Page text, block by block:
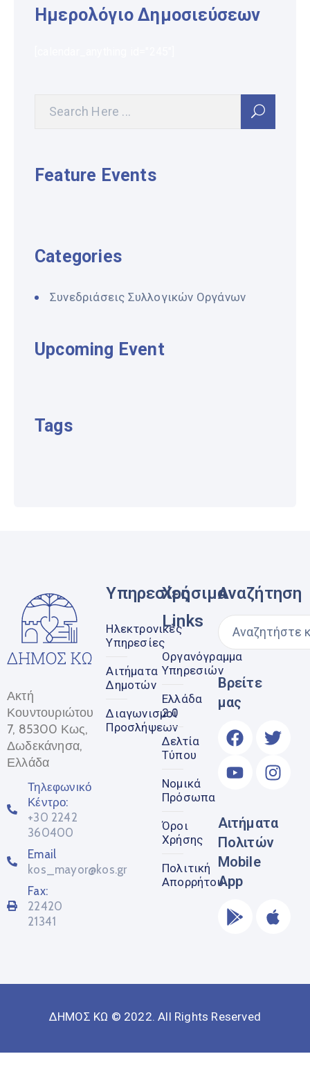
Ημερολόγιο Δημοσιεύσεων
Feature Events
Categories
Συνεδριάσεις Συλλογικών Οργάνων
Upcoming Event
Tags
Ακτή
Κουντουριώτου
7, 85300 Κως,
Δωδεκάνησα,
Ελλάδα
Τηλεφωνικό
Κέντρο:
+30 2242
360400
Email
kos_mayor@kos.gr
Fax:
22420
21341
Υπηρεσίες
Ηλεκτρονικές
Υπηρεσίες
Αιτήματα
Δημοτών
Διαγωνισμοί
Προσλήψεων
Χρήσιμα
Links
Οργανόγραμμα
Υπηρεσιών
Ελλάδα
2.0
Δελτία
Τύπου
Νομικά
Πρόσωπα
Όροι
Χρήσης
Πολιτική
Απορρήτου
Αναζήτηση
Βρείτε
μας
Αιτήματα
Πολιτών
Mobile
App
ΔΗΜΟΣ ΚΩ © 2022. All Rights Reserved